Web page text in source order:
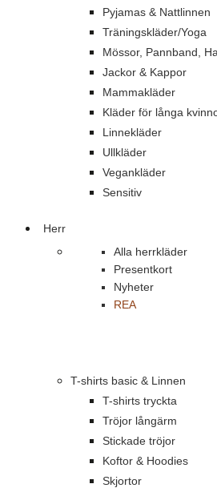
Pyjamas & Nattlinnen
Träningskläder/Yoga
Mössor, Pannband,
Jackor & Kappor
Mammakläder
Kläder för långa
Linnekläder
Ullkläder
Vegankläder
Sensitiv
Herr
Alla herrkläder
Presentkort
Nyheter
REA
T-shirts basic & Linnen
T-shirts tryckta
Tröjor långärm
Stickade tröjor
Koftor & Hoodies
Skjortor